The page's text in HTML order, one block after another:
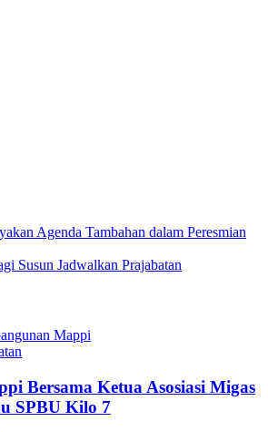
Agenda Tambahan dalam Peresmian
Susun Jadwalkan Prajabatan
Mappi
Bersama Ketua Asosiasi Migas
SPBU Kilo 7